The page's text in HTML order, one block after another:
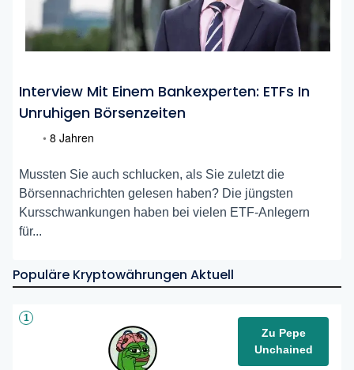
Interview Mit Einem Bankexperten: ETFs In
Unruhigen Börsenzeiten
• 8 Jahren
Mussten Sie auch schlucken, als Sie zuletzt die
Börsennachrichten gelesen haben? Die jüngsten
Kursschwankungen haben bei vielen ETF-Anlegern
für...
Populäre Kryptowährungen Aktuell
1
Zu Pepe
Unchained